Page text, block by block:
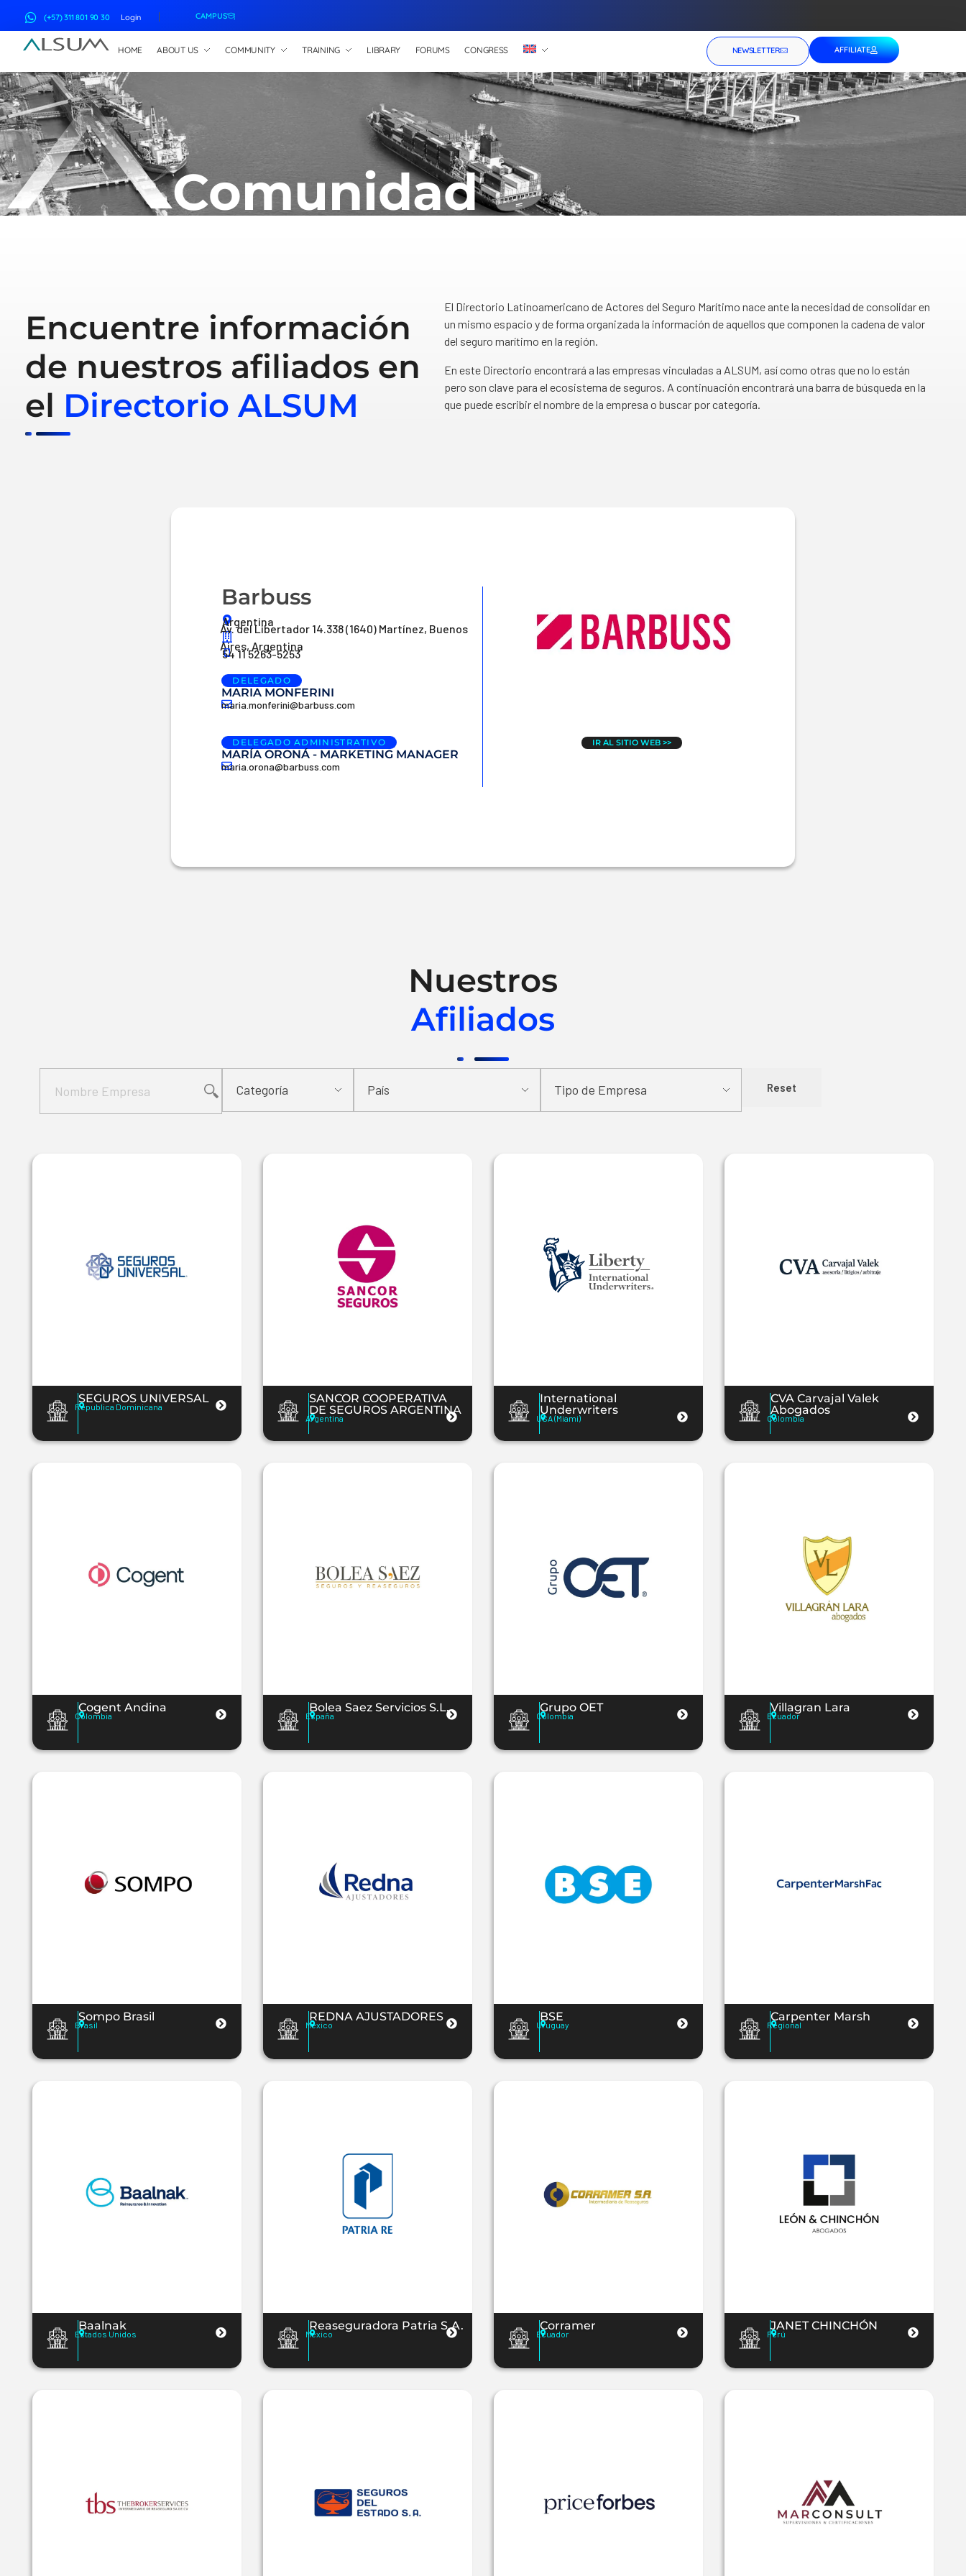
(+57) 311 801 90 30 Login CAMPUS
HOME ABOUT US COMMUNITY TRAINING LIBRARY FORUMS CONGRESS NEWSLETTER AFFILIATE
Comunidad
Encuentre información
de nuestros afiliados en
el Directorio ALSUM
El Directorio Latinoamericano de Actores del Seguro Marítimo nace ante la necesidad de consolidar en
un mismo espacio y de forma organizada la información de aquellos que componen la cadena de valor
del seguro marítimo en la región.
En este Directorio encontrará a las empresas vinculadas a ALSUM, así como otras que no lo están
pero son clave para el ecosistema de seguros. A continuación encontrará una barra de búsqueda en la
que puede escribir el nombre de la empresa o buscar por categoría.
Barbuss
Argentina
Av. del Libertador 14.338 (1640) Martínez, Buenos
Aires, Argentina
54 11 5263-5253
DELEGADO
MARIA MONFERINI
maria.monferini@barbuss.com
DELEGADO ADMINISTRATIVO
MARÍA ORONÁ - MARKETING MANAGER
maria.orona@barbuss.com
IR AL SITIO WEB >>
Nuestros
Afiliados
Reset
SEGUROS UNIVERSAL
Republica Dominicana
SANCOR COOPERATIVA
DE SEGUROS ARGENTINA
Argentina
International
Underwriters
USA (Miami)
CVA Carvajal Valek
Abogados
Colombia
Cogent Andina
Colombia
Bolea Saez Servicios S.L.
España
Grupo OET
Colombia
Villagran Lara
Ecuador
Sompo Brasil
Brasil
REDNA AJUSTADORES
Mexico
BSE
Uruguay
Carpenter Marsh
Regional
Baalnak
Estados Unidos
Reaseguradora Patria S.A.
México
Corramer
Ecuador
JANET CHINCHÓN
Perú